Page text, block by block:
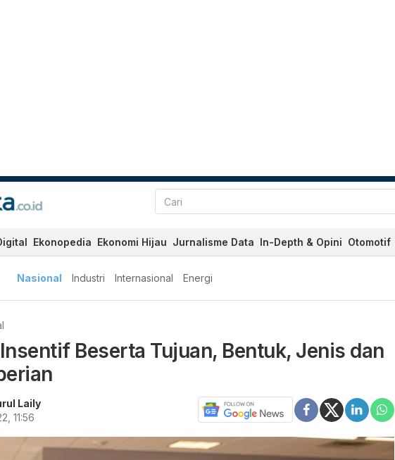
Ekonopedia Ekonomi Hijau Jurnalisme Data In-Depth & Opini Otomotif
Nasional Industri Internasional Energi
Beserta Tujuan, Bentuk, Jenis dan
Laily
11:56